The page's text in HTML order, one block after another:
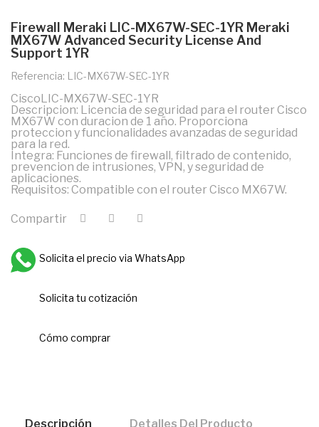
Firewall Meraki LIC-MX67W-SEC-1YR Meraki
MX67W Advanced Security License And
Support 1YR
Referencia: LIC-MX67W-SEC-1YR
CiscoLIC-MX67W-SEC-1YR
Descripcion: Licencia de seguridad para el router Cisco
MX67W con duracion de 1 año. Proporciona
proteccion y funcionalidades avanzadas de seguridad
para la red.
Integra: Funciones de firewall, filtrado de contenido,
prevencion de intrusiones, VPN, y seguridad de
aplicaciones.
Requisitos: Compatible con el router Cisco MX67W.
Compartir
Solicita el precio via WhatsApp
Solicita tu cotización
Cómo comprar
Descripción Detalles Del Producto